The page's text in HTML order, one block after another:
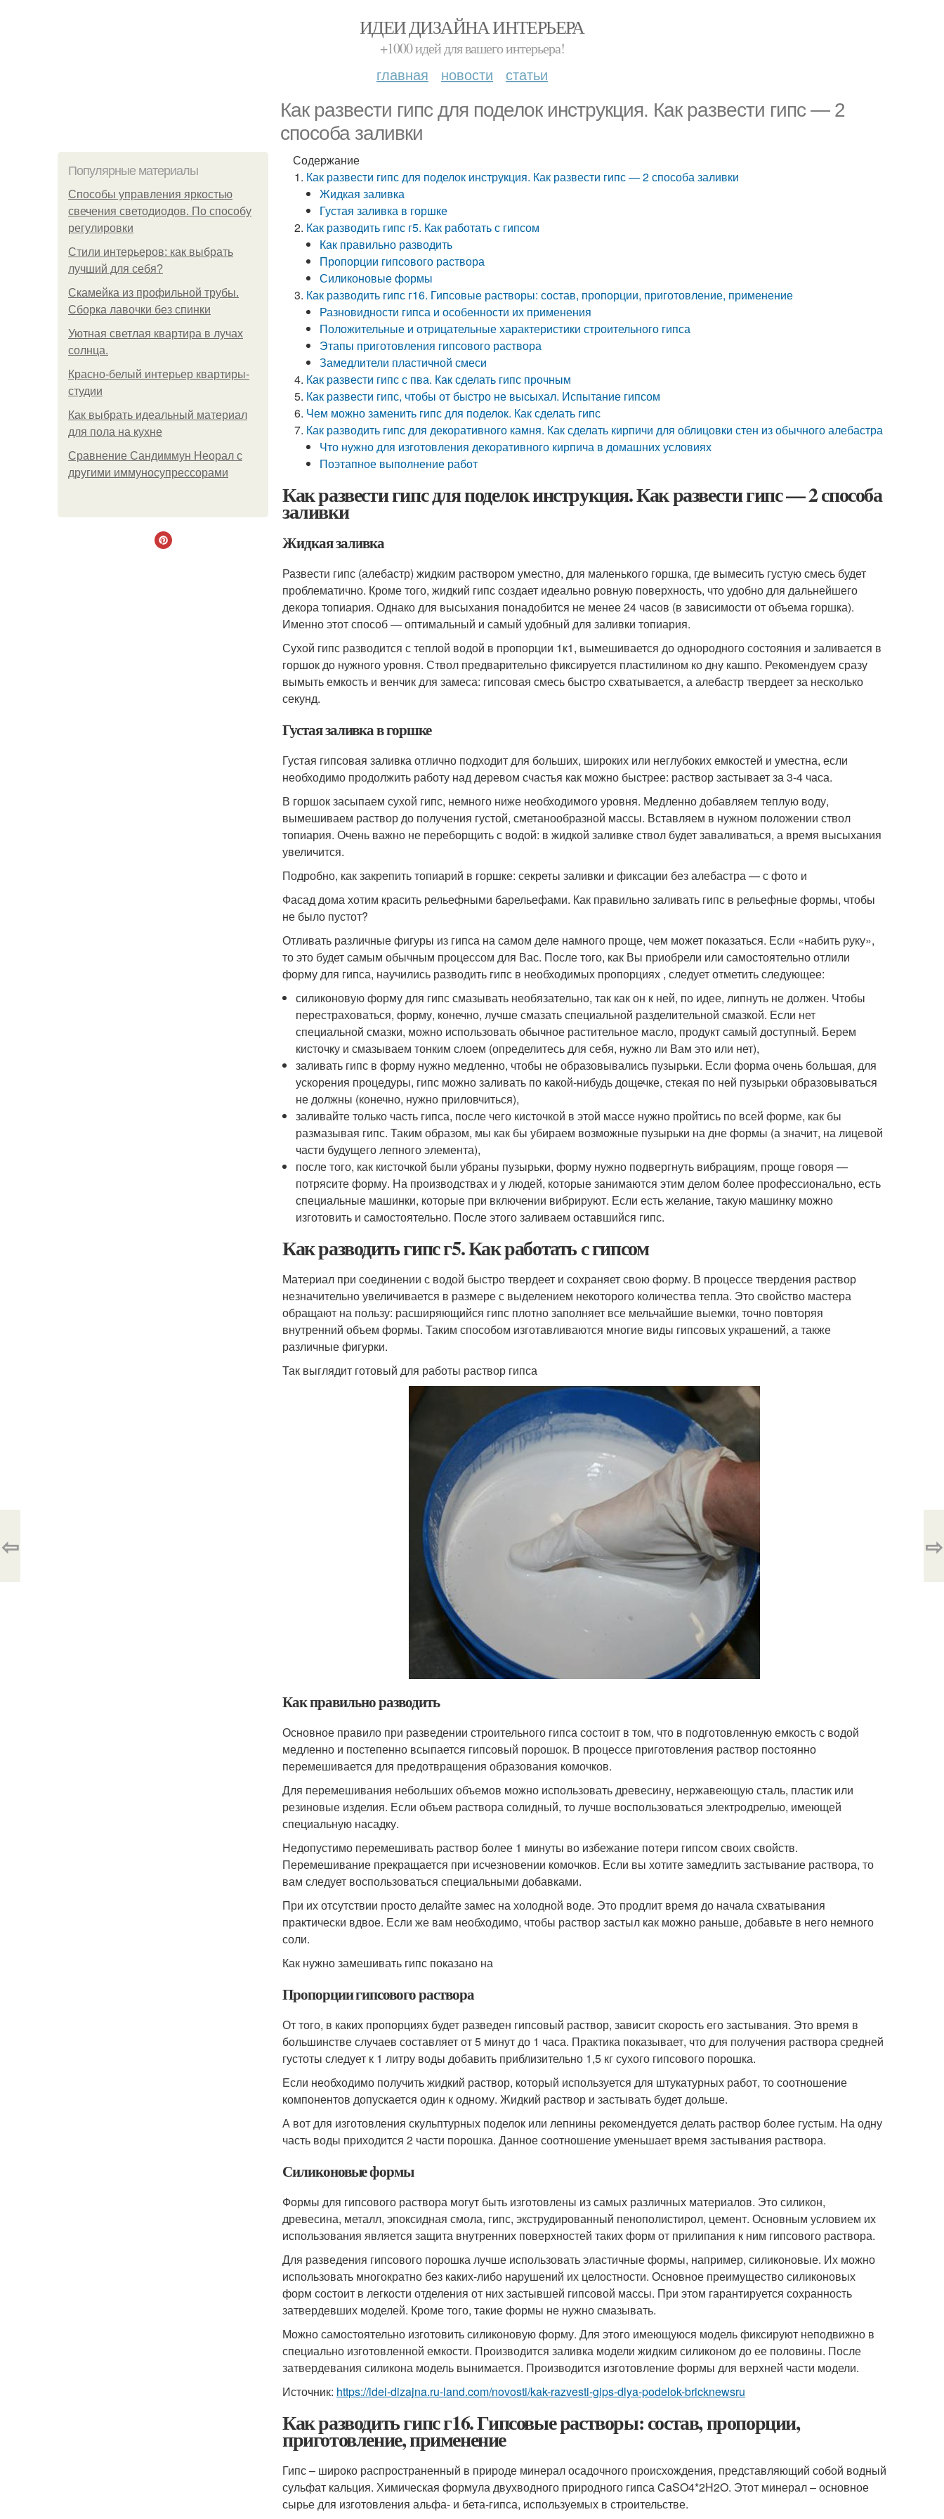
ИДЕИ ДИЗАЙНА ИНТЕРЬЕРА
+1000 идей для вашего интерьера!
главная новости статьи
Как развести гипс для поделок инструкция. Как развести гипс — 2
способа заливки
Популярные материалы
Способы управления яркостью
свечения светодиодов. По способу
регулировки
Стили интерьеров: как выбрать
лучший для себя?
Скамейка из профильной трубы.
Сборка лавочки без спинки
Уютная светлая квартира в лучах
солнца.
Красно-белый интерьер квартиры-
студии
Как выбрать идеальный материал
для пола на кухне
Сравнение Сандиммун Неорал с
другими иммуносупрессорами
Содержание
Как развести гипс для поделок инструкция. Как развести гипс — 2 способа заливки
Жидкая заливка
Густая заливка в горшке
Как разводить гипс г5. Как работать с гипсом
Как правильно разводить
Пропорции гипсового раствора
Силиконовые формы
Как разводить гипс г16. Гипсовые растворы: состав, пропорции, приготовление, применение
Разновидности гипса и особенности их применения
Положительные и отрицательные характеристики строительного гипса
Этапы приготовления гипсового раствора
Замедлители пластичной смеси
Как развести гипс с пва. Как сделать гипс прочным
Как развести гипс, чтобы от быстро не высыхал. Испытание гипсом
Чем можно заменить гипс для поделок. Как сделать гипс
Как разводить гипс для декоративного камня. Как сделать кирпичи для облицовки стен из обычного алебастра
Что нужно для изготовления декоративного кирпича в домашних условиях
Поэтапное выполнение работ
Как развести гипс для поделок инструкция. Как развести гипс — 2 способа
заливки
Жидкая заливка
Развести гипс (алебастр) жидким раствором уместно, для маленького горшка, где вымесить густую смесь будет
проблематично. Кроме того, жидкий гипс создает идеально ровную поверхность, что удобно для дальнейшего
декора топиария. Однако для высыхания понадобится не менее 24 часов (в зависимости от объема горшка).
Именно этот способ — оптимальный и самый удобный для заливки топиария.
Сухой гипс разводится с теплой водой в пропорции 1к1, вымешивается до однородного состояния и заливается в
горшок до нужного уровня. Ствол предварительно фиксируется пластилином ко дну кашпо. Рекомендуем сразу
вымыть емкость и венчик для замеса: гипсовая смесь быстро схватывается, а алебастр твердеет за несколько
секунд.
Густая заливка в горшке
Густая гипсовая заливка отлично подходит для больших, широких или неглубоких емкостей и уместна, если
необходимо продолжить работу над деревом счастья как можно быстрее: раствор застывает за 3-4 часа.
В горшок засыпаем сухой гипс, немного ниже необходимого уровня. Медленно добавляем теплую воду,
вымешиваем раствор до получения густой, сметанообразной массы. Вставляем в нужном положении ствол
топиария. Очень важно не переборщить с водой: в жидкой заливке ствол будет заваливаться, а время высыхания
увеличится.
Подробно, как закрепить топиарий в горшке: секреты заливки и фиксации без алебастра — с фото и
Фасад дома хотим красить рельефными барельефами. Как правильно заливать гипс в рельефные формы, чтобы
не было пустот?
Отливать различные фигуры из гипса на самом деле намного проще, чем может показаться. Если «набить руку»,
то это будет самым обычным процессом для Вас. После того, как Вы приобрели или самостоятельно отлили
форму для гипса, научились разводить гипс в необходимых пропорциях , следует отметить следующее:
силиконовую форму для гипс смазывать необязательно, так как он к ней, по идее, липнуть не должен. Чтобы
перестраховаться, форму, конечно, лучше смазать специальной разделительной смазкой. Если нет
специальной смазки, можно использовать обычное растительное масло, продукт самый доступный. Берем
кисточку и смазываем тонким слоем (определитесь для себя, нужно ли Вам это или нет),
заливать гипс в форму нужно медленно, чтобы не образовывались пузырьки. Если форма очень большая, для
ускорения процедуры, гипс можно заливать по какой-нибудь дощечке, стекая по ней пузырьки образовываться
не должны (конечно, нужно приловчиться),
заливайте только часть гипса, после чего кисточкой в этой массе нужно пройтись по всей форме, как бы
размазывая гипс. Таким образом, мы как бы убираем возможные пузырьки на дне формы (а значит, на лицевой
части будущего лепного элемента),
после того, как кисточкой были убраны пузырьки, форму нужно подвергнуть вибрациям, проще говоря —
потрясите форму. На производствах и у людей, которые занимаются этим делом более профессионально, есть
специальные машинки, которые при включении вибрируют. Если есть желание, такую машинку можно
изготовить и самостоятельно. После этого заливаем оставшийся гипс.
Как разводить гипс г5. Как работать с гипсом
Материал при соединении с водой быстро твердеет и сохраняет свою форму. В процессе твердения раствор
незначительно увеличивается в размере с выделением некоторого количества тепла. Это свойство мастера
обращают на пользу: расширяющийся гипс плотно заполняет все мельчайшие выемки, точно повторяя
внутренний объем формы. Таким способом изготавливаются многие виды гипсовых украшений, а также
различные фигурки.
Так выглядит готовый для работы раствор гипса
Как правильно разводить
Основное правило при разведении строительного гипса состоит в том, что в подготовленную емкость с водой
медленно и постепенно всыпается гипсовый порошок. В процессе приготовления раствор постоянно
перемешивается для предотвращения образования комочков.
Для перемешивания небольших объемов можно использовать древесину, нержавеющую сталь, пластик или
резиновые изделия. Если объем раствора солидный, то лучше воспользоваться электродрелью, имеющей
специальную насадку.
Недопустимо перемешивать раствор более 1 минуты во избежание потери гипсом своих свойств.
Перемешивание прекращается при исчезновении комочков. Если вы хотите замедлить застывание раствора, то
вам следует воспользоваться специальными добавками.
При их отсутствии просто делайте замес на холодной воде. Это продлит время до начала схватывания
практически вдвое. Если же вам необходимо, чтобы раствор застыл как можно раньше, добавьте в него немного
соли.
Как нужно замешивать гипс показано на
Пропорции гипсового раствора
От того, в каких пропорциях будет разведен гипсовый раствор, зависит скорость его застывания. Это время в
большинстве случаев составляет от 5 минут до 1 часа. Практика показывает, что для получения раствора средней
густоты следует к 1 литру воды добавить приблизительно 1,5 кг сухого гипсового порошка.
Если необходимо получить жидкий раствор, который используется для штукатурных работ, то соотношение
компонентов допускается один к одному. Жидкий раствор и застывать будет дольше.
А вот для изготовления скульптурных поделок или лепнины рекомендуется делать раствор более густым. На одну
часть воды приходится 2 части порошка. Данное соотношение уменьшает время застывания раствора.
Силиконовые формы
Формы для гипсового раствора могут быть изготовлены из самых различных материалов. Это силикон,
древесина, металл, эпоксидная смола, гипс, экструдированный пенополистирол, цемент. Основным условием их
использования является защита внутренних поверхностей таких форм от прилипания к ним гипсового раствора.
Для разведения гипсового порошка лучше использовать эластичные формы, например, силиконовые. Их можно
использовать многократно без каких-либо нарушений их целостности. Основное преимущество силиконовых
форм состоит в легкости отделения от них застывшей гипсовой массы. При этом гарантируется сохранность
затвердевших моделей. Кроме того, такие формы не нужно смазывать.
Можно самостоятельно изготовить силиконовую форму. Для этого имеющуюся модель фиксируют неподвижно в
специально изготовленной емкости. Производится заливка модели жидким силиконом до ее половины. После
затвердевания силикона модель вынимается. Производится изготовление формы для верхней части модели.
Источник: https://idei-dizajna.ru-land.com/novosti/kak-razvesti-gips-dlya-podelok-bricknewsru
Как разводить гипс г16. Гипсовые растворы: состав, пропорции,
приготовление, применение
Гипс – широко распространенный в природе минерал осадочного происхождения, представляющий собой водный
сульфат кальция. Химическая формула двухводного природного гипса CaSO4*2H2O. Этот минерал – основное
сырье для изготовления альфа- и бета-гипса, используемых в строительстве.
⇦ ⇨